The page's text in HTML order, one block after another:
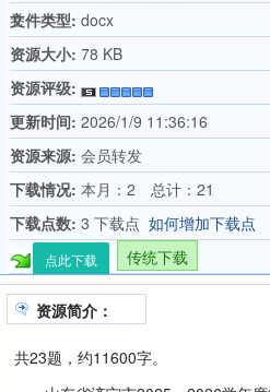
卷
文件类型: docx
资源大小: 78 KB
资源评级:
更新时间: 2026/1/9 11:36:16
资源来源: 会员转发
下载情况: 本月：2 总计：21
下载点数: 3 下载点 如何增加下载点
点此下载 传统下载
资源简介：
共23题，约11600字。